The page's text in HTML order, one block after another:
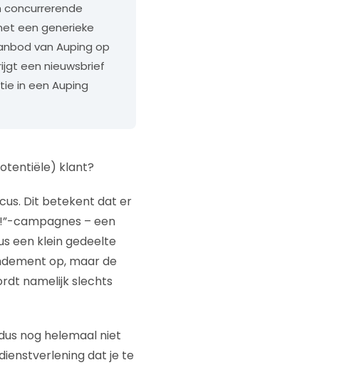
een generieke
van Auping op
een nieuwsbrief
in een Auping
klant?
Dit betekent dat er
campagnes – een
een klein gedeelte
op, maar de
namelijk slechts
nog helemaal niet
dat je te